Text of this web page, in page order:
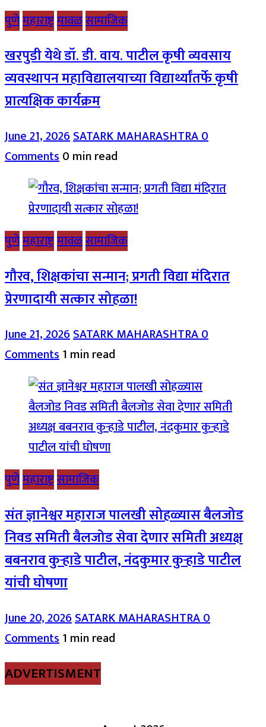
पुणेमहाराष्ट्रमावळसामाजिक
खरपुडी येथे डॉ. डी. वाय. पाटील कृषी व्यवसाय
व्यवस्थापन महाविद्यालयाच्या विद्यार्थ्यांतर्फे कृषी
प्रात्यक्षिक कार्यक्रम
June 21, 2026SATARK MAHARASHTRA0
Comments0 min read
पुणेमहाराष्ट्रमावळसामाजिक
गौरव, शिक्षकांचा सन्मान; प्रगती विद्या मंदिरात
प्रेरणादायी सत्कार सोहळा!
June 21, 2026SATARK MAHARASHTRA0
Comments1 min read
पुणेमहाराष्ट्रसामाजिक
संत ज्ञानेश्वर महाराज पालखी सोहळ्यास बैलजोड
निवड समिती बैलजोड सेवा देणार समिती अध्यक्ष
बबनराव कुऱ्हाडे पाटील, नंदकुमार कुऱ्हाडे पाटील
यांची घोषणा
June 20, 2026SATARK MAHARASHTRA0
Comments1 min read
ADVERTISMENT